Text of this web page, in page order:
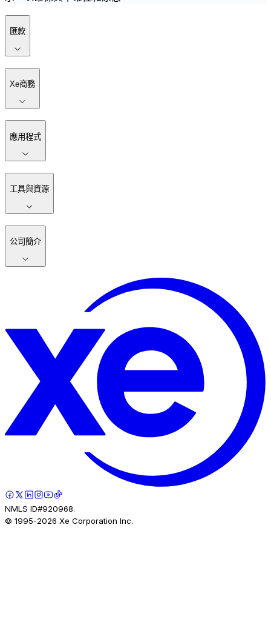
匯款
Xe商務
應用程式
工具與資源
公司簡介
NMLS ID#920968.
© 1995-2026 Xe Corporation Inc.